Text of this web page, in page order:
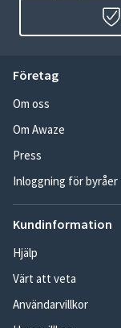
Företag
Om oss
Om Awaze
Press
Inloggning för byråer
Kundinformation
Hjälp
Värt att veta
Användarvillkor